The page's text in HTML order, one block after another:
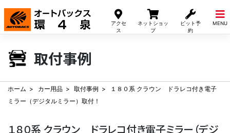
アクセ
ス
ネットショッ
プ
ピット予
約
MENU
Skip
content
取付事例
ホーム カー用品 取付事例
１８０系 クラウン ドラレコ付き電子
ミラー（デジタルミラー）取付！
１８０系 クラウン ドラレコ付き電子ミラー（デジ